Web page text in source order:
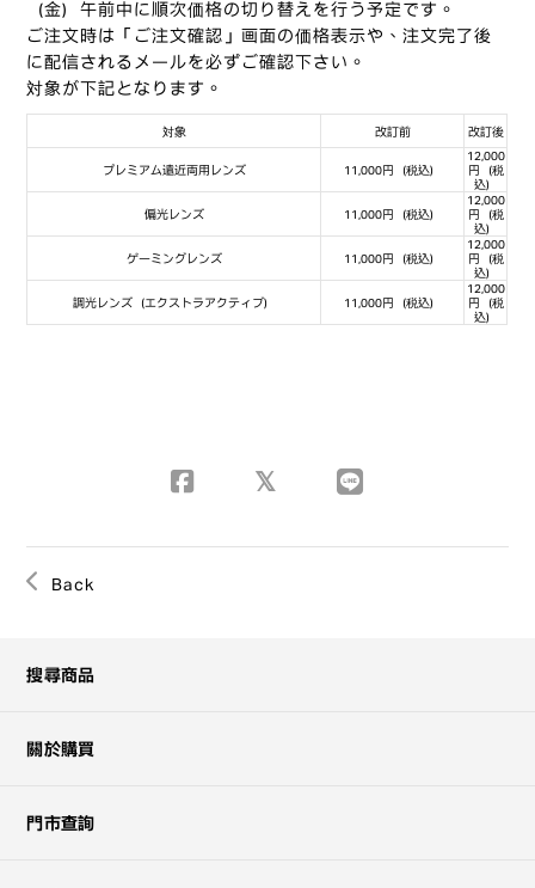
（金）午前中に順次価格の切り替えを行う予定です。
ご注文時は「ご注文確認」画面の価格表示や、注文完了後
に配信されるメールを必ずご確認下さい。
対象が下記となります。
対象 改訂前 改訂後
プレミアム遠近両用レンズ 11,000円（税込）
12,000
円（税
込）
偏光レンズ 11,000円（税込）
12,000
円（税
込）
ゲーミングレンズ 11,000円（税込）
12,000
円（税
込）
調光レンズ（エクストラアクティブ） 11,000円（税込）
12,000
円（税
込）
Back
搜尋商品
關於購買
門市查詢